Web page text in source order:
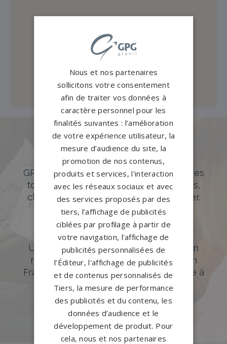
Des pierres tombales uniques et
originales
GPG Granit offre un large choix de pierres
tombales en granit de styles modernes,
classiques ou originales à personnaliser.
DÉCOUVREZ NOTRE CATALOGUE
Accompagnement sur-mesure
Un accompagnement sur mesure et un
réseau de 1200 partenaires partout en
France. Personnalisation avancée grâce à
notre configurateur 3D en ligne.
PERSONNALISEZ VOTRE MONUMENT
Nous et nos partenaires
sollicitons votre consentement
afin de traiter vos données à
caractère personnel pour les
finalités suivantes : l’amélioration
de votre expérience utilisateur, la
mesure d’audience du site, la
promotion de nos contenus,
produits et services, l'interaction
avec les réseaux sociaux et avec
des services proposés par des
tiers, l’affichage de publicités
ciblées par profilage à partir de
votre navigation, l'affichage de
publicités personnalisées de
l’Éditeur, l'affichage de publicités
et de contenus personnalisés de
Tiers, la mesure de performance
des publicités et du contenu, les
données d’audience et le
développement de produit. Pour
cela, nous et nos partenaires